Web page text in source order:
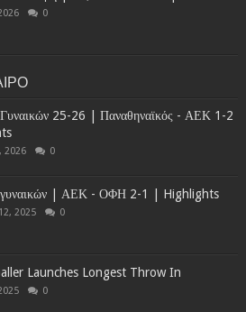
0
25-26 | Παναθηναϊκός - ΑΕΚ 1-2
2026 0
γυναικών | ΑΕΚ - ΟΦΗ 2-1 | Highlights
2025 0
Launches Longest Throw In
0